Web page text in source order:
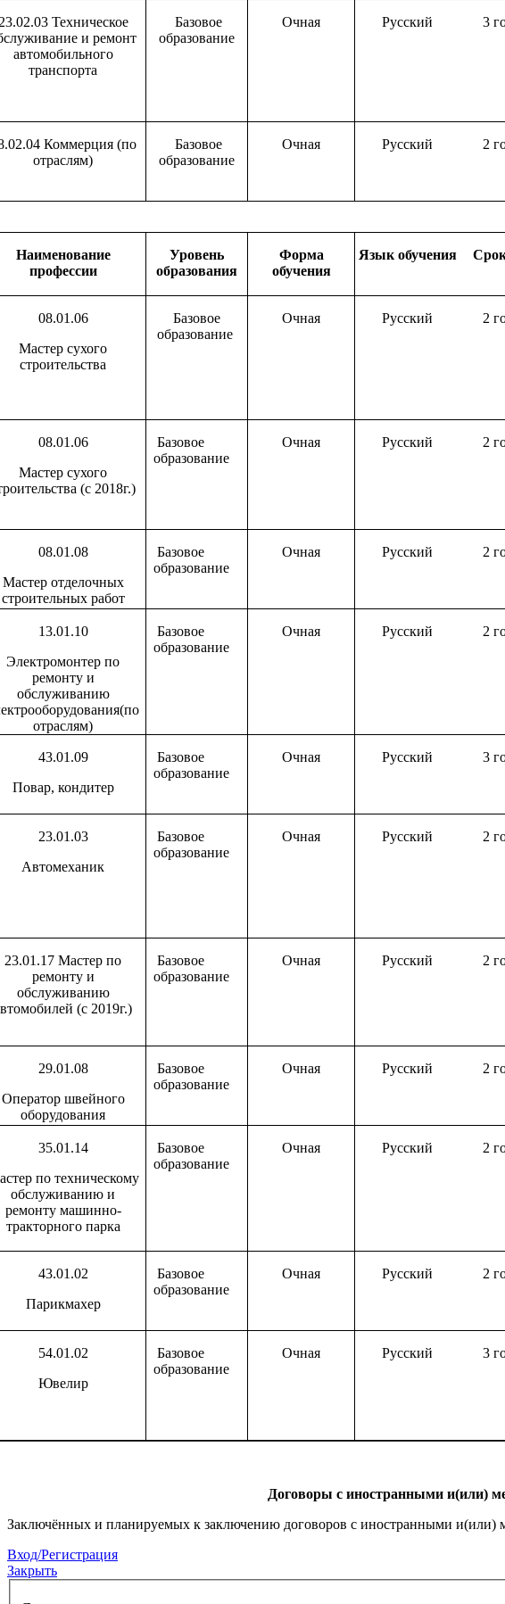
Техническое
и ремонт
автомобильного
транспорта
Базовое
образование
Очная Русский 3
Коммерция (по
отраслям)
Базовое
образование
Очная Русский 2
Наименование
профессии
Уровень
образования
Форма
обучения
Язык обучения
08.01.06
Мастер сухого
строительства
Базовое
образование
Очная Русский 2
08.01.06
Мастер сухого
(с 2018г.)
Базовое
образование
Очная Русский 2
08.01.08
Мастер отделочных
строительных работ
Базовое
образование
Очная Русский 2
13.01.10
Электромонтер по
ремонту и
обслуживанию
отраслям)
Базовое
образование
Очная Русский 2
43.01.09
Повар, кондитер
Базовое
образование
Очная Русский 3
23.01.03
Автомеханик
Базовое
образование
Очная Русский 2
23.01.17 Мастер по
ремонту и
обслуживанию
(с 2019г.)
Базовое
образование
Очная Русский 2
29.01.08
Оператор швейного
оборудования
Базовое
образование
Очная Русский 2
35.01.14
по техническому
обслуживанию и
ремонту машинно-
тракторного парка
Базовое
образование
Очная Русский 2
43.01.02
Парикмахер
Базовое
образование
Очная Русский 2
54.01.02
Ювелир
Базовое
образование
Очная Русский 3
Договоры с иностранными и(или)
Заключённых и планируемых к заключению договоров с иностранными и(или)
Вход/Регистрация
Закрыть